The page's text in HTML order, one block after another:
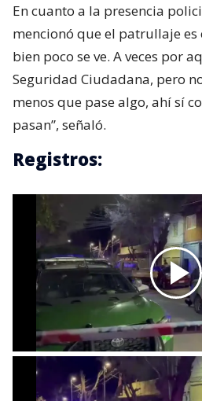
En cuanto a la presencia
mencionó que el patrullaje es
bien poco se ve. A veces por
Seguridad Ciudadana, pero
menos que pase algo, ahí sí
pasan”, señaló.
Registros: